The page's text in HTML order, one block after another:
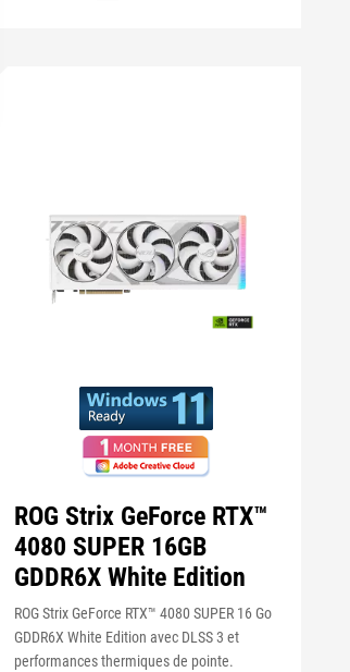
ROG Strix GeForce RTX™
4080 SUPER 16GB
GDDR6X White Edition
ROG Strix GeForce RTX™ 4080 SUPER 16 Go
GDDR6X White Edition avec DLSS 3 et
performances thermiques de pointe.